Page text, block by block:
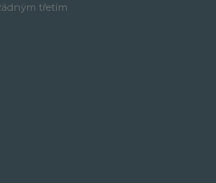
třetím